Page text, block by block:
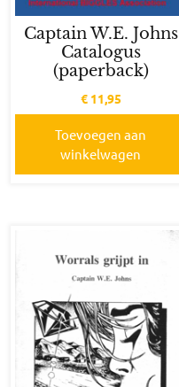
Captain W.E. Johns
Catalogus
(paperback)
€11,95
Toevoegen aan
winkelwagen